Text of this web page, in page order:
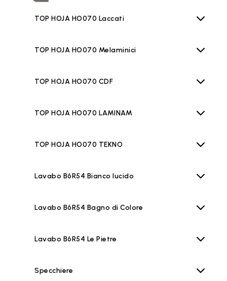
TOP HOJA HO070 Laccati
TOP HOJA HO070 Melaminici
TOP HOJA HO070 CDF
TOP HOJA HO070 LAMINAM
TOP HOJA HO070 TEKNO
Lavabo B6R54 Bianco lucido
Lavabo B6R54 Bagno di Colore
Lavabo B6R54 Le Pietre
Specchiere